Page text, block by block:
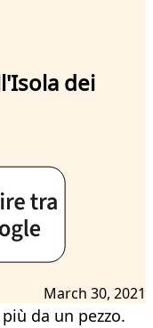
dei
March 30, 2021
da un pezzo.